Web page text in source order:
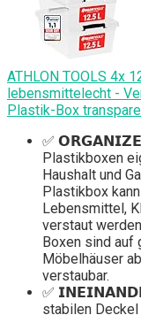
ATHLON TOOLS 4x
lebensmittelecht -
Plastik-Box
✅
Plastikboxen
Haushalt und
Plastikbox
Lebensmittel,
verstaut
Boxen sind
Möbelhäuser
verstaubar.
✅
stabilen